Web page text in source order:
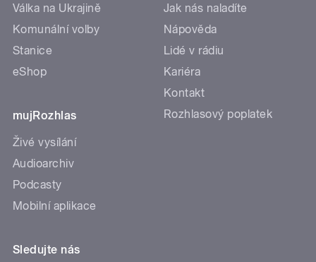
Válka na Ukrajině
Komunální volby
Stanice
eShop
mujRozhlas
Živé vysílání
Audioarchiv
Podcasty
Mobilní aplikace
Jak nás naladíte
Nápověda
Lidé v rádiu
Kariéra
Kontakt
Rozhlasový poplatek
Sledujte nás